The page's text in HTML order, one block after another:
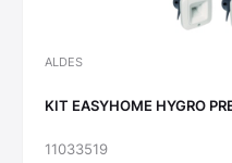
ALDES
KIT EASYHOME HYGRO
11033519